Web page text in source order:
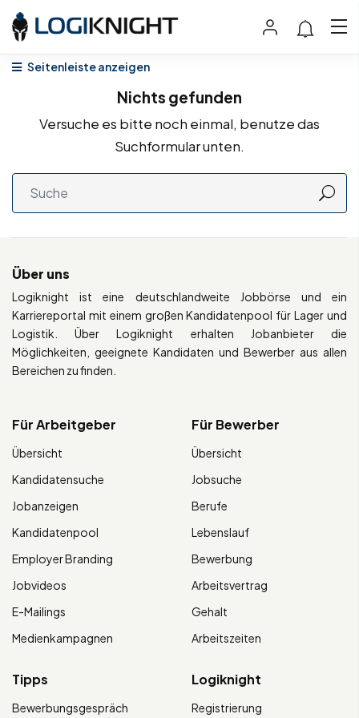
Seitenleiste anzeigen
Nichts gefunden
Versuche es bitte noch einmal, benutze das
Suchformular unten.
Über uns
Logiknight ist eine deutschlandweite Jobbörse und ein
Karriereportal mit einem großen Kandidatenpool für Lager und
Logistik. Über Logiknight erhalten Jobanbieter die
Möglichkeiten, geeignete Kandidaten und Bewerber aus allen
Bereichen zu finden.
Für Arbeitgeber
Übersicht
Kandidatensuche
Jobanzeigen
Kandidatenpool
Employer Branding
Jobvideos
E-Mailings
Medienkampagnen
Für Bewerber
Übersicht
Jobsuche
Berufe
Lebenslauf
Bewerbung
Arbeitsvertrag
Gehalt
Arbeitszeiten
Tipps
Bewerbungsgespräch
Logiknight
Registrierung